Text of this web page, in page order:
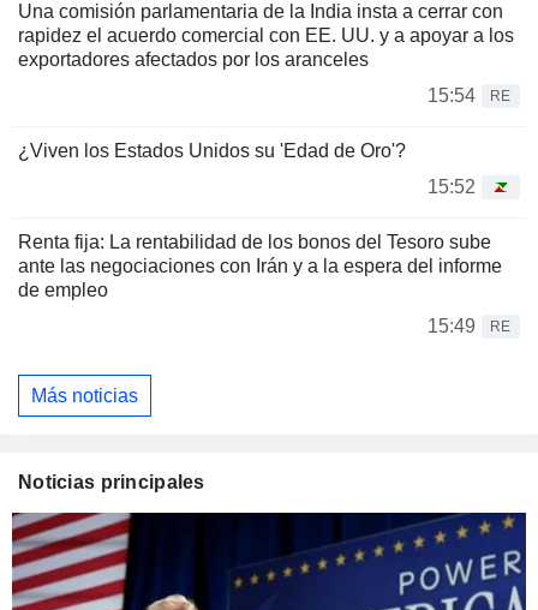
Una comisión parlamentaria de la India insta a cerrar con
rapidez el acuerdo comercial con EE. UU. y a apoyar a los
exportadores afectados por los aranceles
15:54
RE
¿Viven los Estados Unidos su 'Edad de Oro'?
15:52
Renta fija: La rentabilidad de los bonos del Tesoro sube
ante las negociaciones con Irán y a la espera del informe
de empleo
15:49
RE
Más noticias
Noticias principales